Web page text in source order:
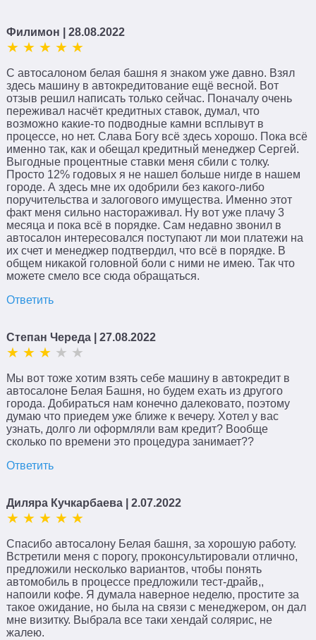
Филимон | 28.08.2022
С автосалоном белая башня я знаком уже давно. Взял
здесь машину в автокредитование ещё весной. Вот
отзыв решил написать только сейчас. Поначалу очень
переживал насчёт кредитных ставок, думал, что
возможно какие-то подводные камни всплывут в
процессе, но нет. Слава Богу всё здесь хорошо. Пока всё
именно так, как и обещал кредитный менеджер Сергей.
Выгодные процентные ставки меня сбили с толку.
Просто 12% годовых я не нашел больше нигде в нашем
городе. А здесь мне их одобрили без какого-либо
поручительства и залогового имущества. Именно этот
факт меня сильно настораживал. Ну вот уже плачу 3
месяца и пока всё в порядке. Сам недавно звонил в
автосалон интересовался поступают ли мои платежи на
их счет и менеджер подтвердил, что всё в порядке. В
общем никакой головной боли с ними не имею. Так что
можете смело все сюда обращаться.
Ответить
Степан Череда | 27.08.2022
Мы вот тоже хотим взять себе машину в автокредит в
автосалоне Белая Башня, но будем ехать из другого
города. Добираться нам конечно далековато, поэтому
думаю что приедем уже ближе к вечеру. Хотел у вас
узнать, долго ли оформляли вам кредит? Вообще
сколько по времени это процедура занимает??
Ответить
Диляра Кучкарбаева | 2.07.2022
Спасибо автосалону Белая башня, за хорошую работу.
Встретили меня с порогу, проконсультировали отлично,
предложили несколько вариантов, чтобы понять
автомобиль в процессе предложили тест-драйв,,
напоили кофе. Я думала наверное неделю, простите за
такое ожидание, но была на связи с менеджером, он дал
мне визитку. Выбрала все таки хендай солярис, не
жалею.